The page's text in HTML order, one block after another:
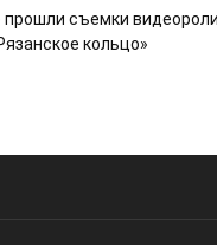
прошли съемки
кольцо»